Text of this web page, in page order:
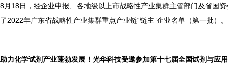
8月18日，经企业申报、各地级以上市战略性产业集群主管部门及省国
了2022年广东省战略性产业集群重点产业链“链主”企业名单（第一批
助力化学试剂产业蓬勃发展！光华科技受邀参加第十七届全国试剂与应